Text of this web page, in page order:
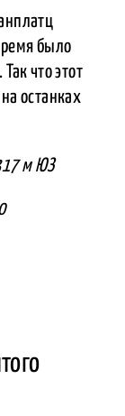
было
что этот
останках
м ЮЗ